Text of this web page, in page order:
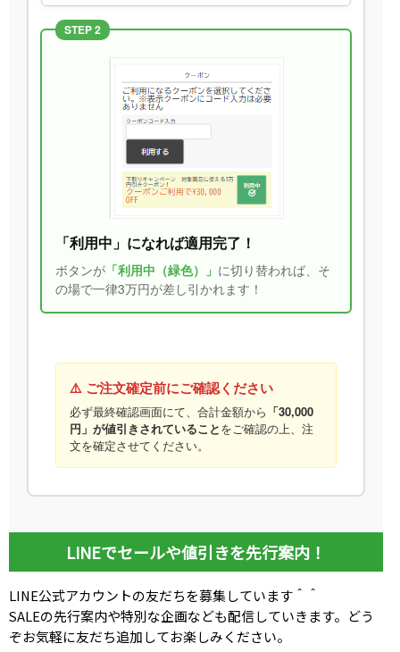
STEP 2
「利用中」になれば適用完了！
ボタンが 「利用中（緑色）」 に切り替われば、そ
の場で一律3万円が差し引かれます！
⚠️ ご注文確定前にご確認ください
必ず最終確認画面にて、合計金額から 「30,000
円」が値引きされていることをご確認の上、注
文を確定させてください。
LINEでセールや値引きを先行案内！
LINE公式アカウントの友だちを募集しています＾＾
SALEの先行案内や特別な企画なども配信していきます。どう
ぞお気軽に友だち追加してお楽しみください。